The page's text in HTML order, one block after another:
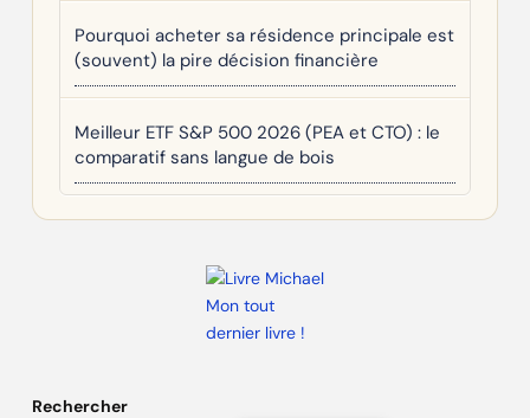
Pourquoi acheter sa résidence principale est
(souvent) la pire décision financière
Meilleur ETF S&P 500 2026 (PEA et CTO) : le
comparatif sans langue de bois
Mon tout
dernier livre !
Rechercher